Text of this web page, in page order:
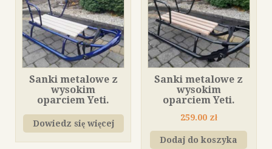
Sanki metalowe z
wysokim
oparciem Yeti.
Dowiedz się więcej
Sanki metalowe z
wysokim
oparciem Yeti.
259.00 zł
Dodaj do koszyka